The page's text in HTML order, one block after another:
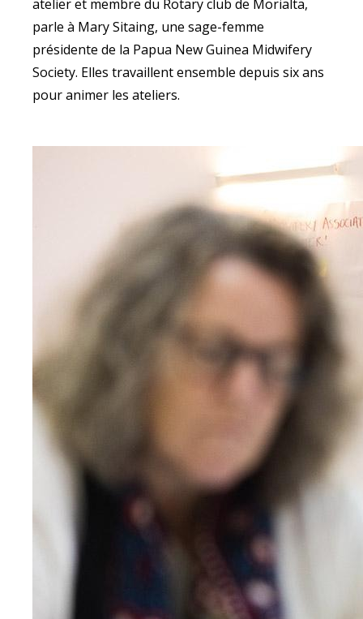
atelier et membre du Rotary club de Morialta,
parle à Mary Sitaing, une sage-femme
présidente de la Papua New Guinea Midwifery
Society. Elles travaillent ensemble depuis six ans
pour animer les ateliers.